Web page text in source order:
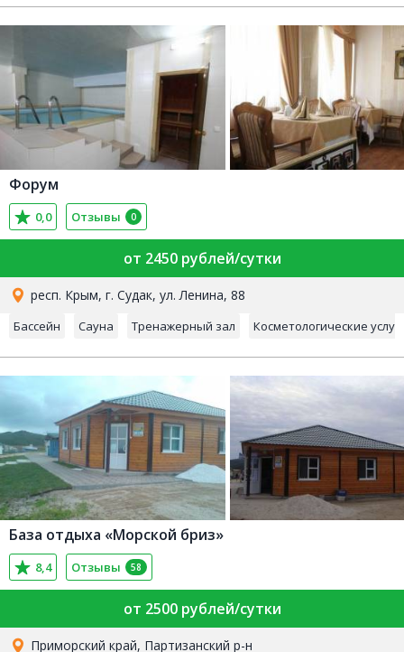
Форум
0,0 Отзывы 0
от 2450 рублей/сутки
респ. Крым, г. Судак, ул. Ленина, 88
Бассейн Сауна Тренажерный зал Косметологические
База отдыха «Морской бриз»
8,4 Отзывы 58
от 2500 рублей/сутки
Приморский край, Партизанский р-н